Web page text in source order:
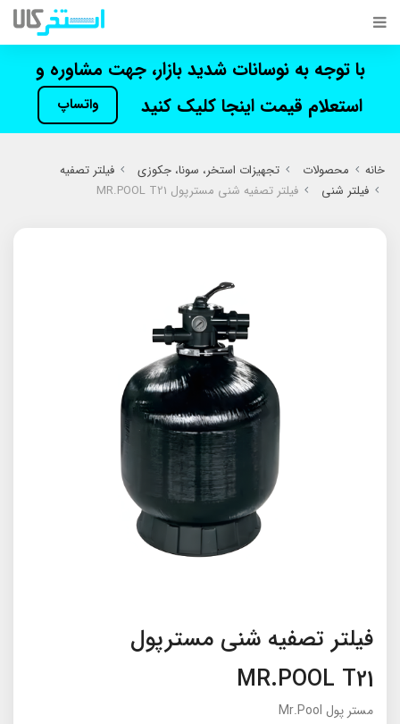
با توجه به نوسانات شدید بازار، جهت مشاوره و
استعلام قیمت اینجا کلیک کنید
واتساپ
خانه محصولات تجهیزات استخر، سونا، جکوزی
فیلتر تصفیه
فیلتر شنی
فیلتر تصفیه شنی مسترپول MR.POOL T21
فیلتر تصفیه شنی مسترپول
MR.POOL T21
مستر پول Mr.Pool